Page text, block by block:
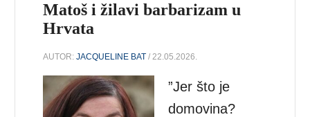
Matoš i žilavi barbarizam u
Hrvata
AUTOR:JACQUELINE BAT / 22.05.2026.
”Jer što je
domovina?